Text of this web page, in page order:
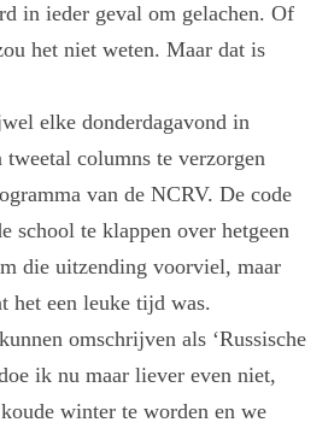
in ieder geval om gelachen. Of
het niet weten. Maar dat is
elke donderdagavond in
columns te verzorgen
van de NCRV. De code
school te klappen over hetgeen
die uitzending voorviel, maar
het een leuke tijd was.
omschrijven als ‘Russische
ik nu maar liever even niet,
winter te worden en we